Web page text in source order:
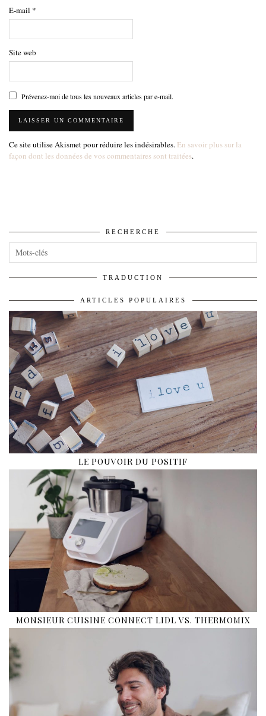
E-mail *
Site web
Prévenez-moi de tous les nouveaux articles par e-mail.
Ce site utilise Akismet pour réduire les indésirables. En savoir plus sur la
façon dont les données de vos commentaires sont traitées.
RECHERCHE
TRADUCTION
ARTICLES POPULAIRES
LE POUVOIR DU POSITIF
MONSIEUR CUISINE CONNECT LIDL VS. THERMOMIX